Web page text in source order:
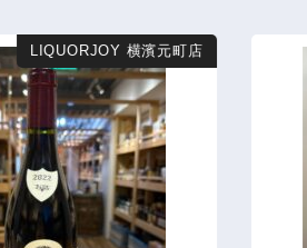
LIQUORJOY 横濱元町店